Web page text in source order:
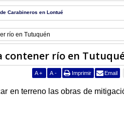
Carabineros en Lontué
río en Tutuquén
contener río en
A + A - Imprimir Email
en terreno las obras de